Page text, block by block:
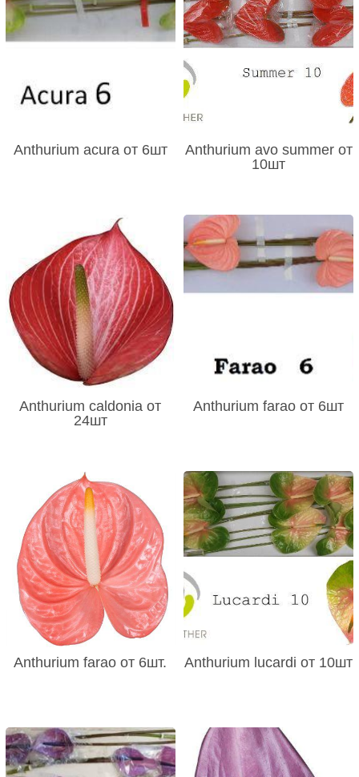
Anthurium acura от 6шт
Anthurium avo summer от
10шт
Anthurium caldonia от
24шт
Anthurium farao от 6шт
Anthurium farao от 6шт. Anthurium lucardi от 10шт